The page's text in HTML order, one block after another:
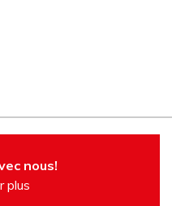
nous!
plus